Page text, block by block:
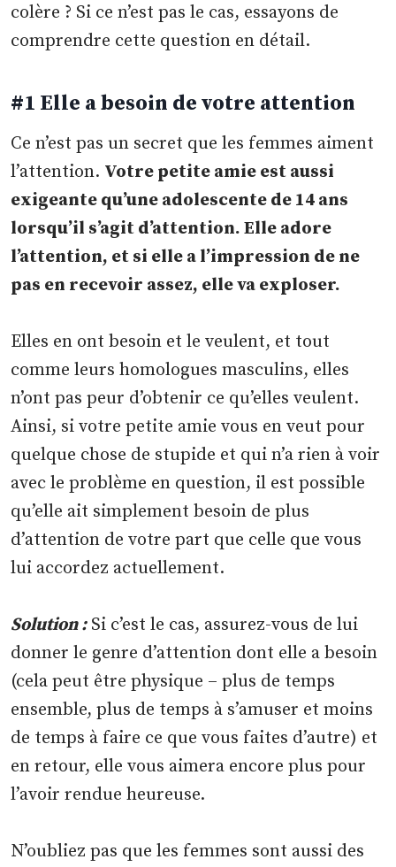
colère ? Si ce n’est pas le cas, essayons de
comprendre cette question en détail.
#1 Elle a besoin de votre attention
Ce n’est pas un secret que les femmes aiment
l’attention. Votre petite amie est aussi
exigeante qu’une adolescente de 14 ans
lorsqu’il s’agit d’attention. Elle adore
l’attention, et si elle a l’impression de ne
pas en recevoir assez, elle va exploser.
Elles en ont besoin et le veulent, et tout
comme leurs homologues masculins, elles
n’ont pas peur d’obtenir ce qu’elles veulent.
Ainsi, si votre petite amie vous en veut pour
quelque chose de stupide et qui n’a rien à voir
avec le problème en question, il est possible
qu’elle ait simplement besoin de plus
d’attention de votre part que celle que vous
lui accordez actuellement.
Solution :Si c’est le cas, assurez-vous de lui
donner le genre d’attention dont elle a besoin
(cela peut être physique – plus de temps
ensemble, plus de temps à s’amuser et moins
de temps à faire ce que vous faites d’autre) et
en retour, elle vous aimera encore plus pour
l’avoir rendue heureuse.
N’oubliez pas que les femmes sont aussi des